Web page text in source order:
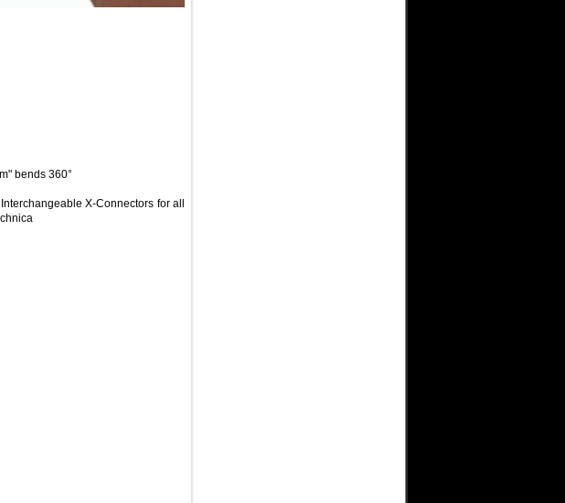
bends 360°
X-Connectors for all